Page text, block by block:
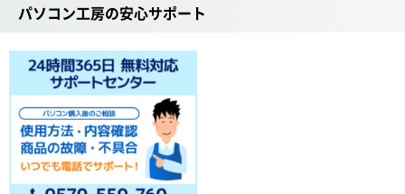
パソコン工房の安心サポート